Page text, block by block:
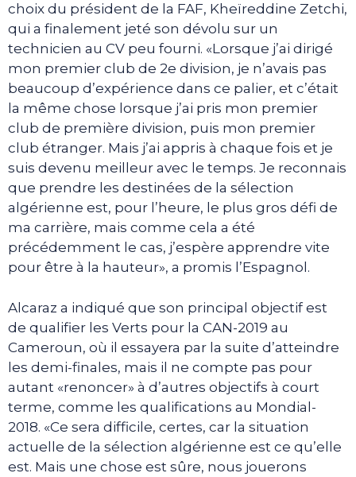
choix du président de la FAF, Kheïreddine Zetchi,
qui a finalement jeté son dévolu sur un
technicien au CV peu fourni. «Lorsque j’ai dirigé
mon premier club de 2e division, je n’avais pas
beaucoup d’expérience dans ce palier, et c’était
la même chose lorsque j’ai pris mon premier
club de première division, puis mon premier
club étranger. Mais j’ai appris à chaque fois et je
suis devenu meilleur avec le temps. Je reconnais
que prendre les destinées de la sélection
algérienne est, pour l’heure, le plus gros défi de
ma carrière, mais comme cela a été
précédemment le cas, j’espère apprendre vite
pour être à la hauteur», a promis l’Espagnol.
Alcaraz a indiqué que son principal objectif est
de qualifier les Verts pour la CAN-2019 au
Cameroun, où il essayera par la suite d’atteindre
les demi-finales, mais il ne compte pas pour
autant «renoncer» à d’autres objectifs à court
terme, comme les qualifications au Mondial-
2018. «Ce sera difficile, certes, car la situation
actuelle de la sélection algérienne est ce qu’elle
est. Mais une chose est sûre, nous jouerons